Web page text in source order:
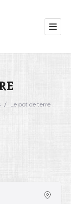
/ Le pot de terre